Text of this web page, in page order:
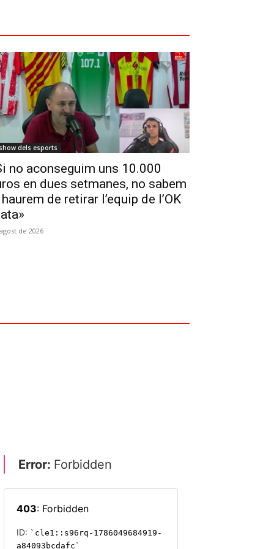
dels esports
no aconseguim uns 10.000
en dues setmanes, no sabem
de retirar l’equip de l’OK
de 2026